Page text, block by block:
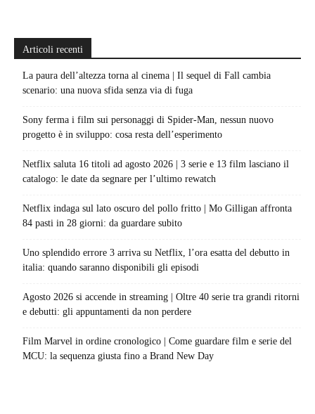
Articoli recenti
La paura dell’altezza torna al cinema | Il sequel di Fall cambia
scenario: una nuova sfida senza via di fuga
Sony ferma i film sui personaggi di Spider-Man, nessun nuovo
progetto è in sviluppo: cosa resta dell’esperimento
Netflix saluta 16 titoli ad agosto 2026 | 3 serie e 13 film lasciano il
catalogo: le date da segnare per l’ultimo rewatch
Netflix indaga sul lato oscuro del pollo fritto | Mo Gilligan affronta
84 pasti in 28 giorni: da guardare subito
Uno splendido errore 3 arriva su Netflix, l’ora esatta del debutto in
italia: quando saranno disponibili gli episodi
Agosto 2026 si accende in streaming | Oltre 40 serie tra grandi ritorni
e debutti: gli appuntamenti da non perdere
Film Marvel in ordine cronologico | Come guardare film e serie del
MCU: la sequenza giusta fino a Brand New Day